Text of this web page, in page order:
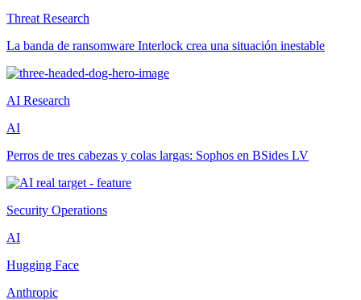
Threat Research
La banda de ransomware Interlock crea una situación inestable
AI Research
AI
Perros de tres cabezas y colas largas: Sophos en BSides LV
Security Operations
AI
Hugging Face
Anthropic